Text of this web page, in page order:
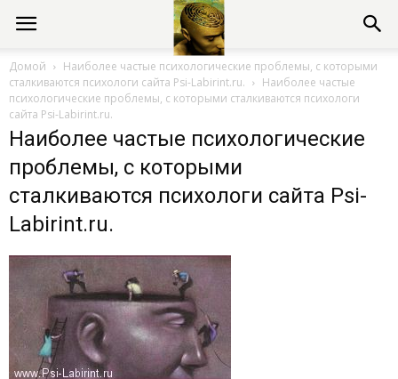
Консультации
психолога
онлайн
Домой
Наиболее частые психологические проблемы, с которыми
сталкиваются психологи сайта Psi-Labirint.ru.
Наиболее частые
психологические проблемы, с которыми сталкиваются психологи
сайта Psi-Labirint.ru.
Наиболее частые психологические
проблемы, с которыми
сталкиваются психологи сайта Psi-
Labirint.ru.